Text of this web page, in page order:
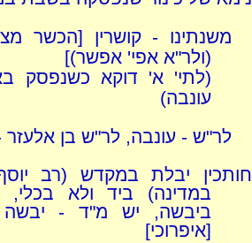
משנתינו - קושרין [הכשר
(ולר"א אפי' אפשר)]
(לתי' א' דוקא כשנפסק
עונבה)
לר"ש - עונבה, לר"ש בן
חותכין יבלת במקדש (רב
במדינה) ביד ולא
ביבשה, יש מ"ד - יבשה
[איפרוכי]